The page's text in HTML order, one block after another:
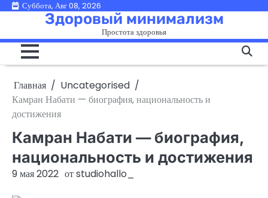
ПерейтиСуббота, Авг 08, 2026
Здоровый минимализм
Простота здоровья
Главная
Uncategorised
Камран Набати — биография, национальность и
достижения
Камран Набати — биография,
национальность и достижения
9 мая 2022 отstudiohallo_